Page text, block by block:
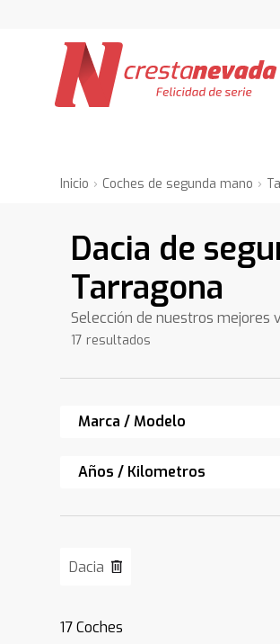
Inicio Coches de segunda mano
Dacia de
Tarragona
Selección de nuestros mejores
17 resultados
Marca / Modelo
Años / Kilometros
Dacia
17Coches